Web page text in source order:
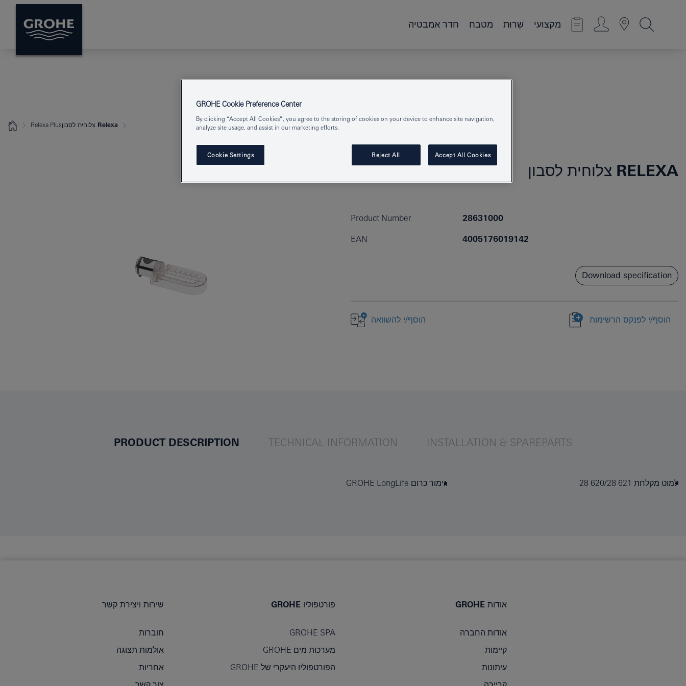
חדר אמבטיה מטבח שֵׁרוּת מקצועי
Relexa Plus Relexa צלוחית לסבון
RELEXA צלוחית לסבון
Product Number 28631000
EAN 4005176019142
Download specification
הוסף/י לפנקס הרשימות הוסף/י להשוואה
PRODUCT DESCRIPTION TECHNICAL INFORMATION INSTALLATION & SPAREPARTS
למוט מקלחת 28‎ ‎620/28 621 גימור כרום GROHE LongLife
שירות ויצירת קשר
חוברות
אולמות תצוגה
אחריות
פורטפוליו GROHE
GROHE SPA
מערכות מים GROHE
הפורטפוליו היעקרי של GROHE
אודות GROHE
אודות החברה
קיימות
עיתונות
GROHE Cookie Preference Center
By clicking “Accept All Cookies”, you agree to the storing of cookies on your device to enhance site navigation,
analyze site usage, and assist in our marketing efforts.
Cookie Settings Reject All Accept All Cookies